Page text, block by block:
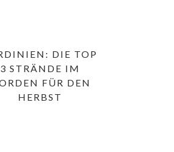
DIE TOP
3 STRÄNDE IM
FÜR DEN
HERBST